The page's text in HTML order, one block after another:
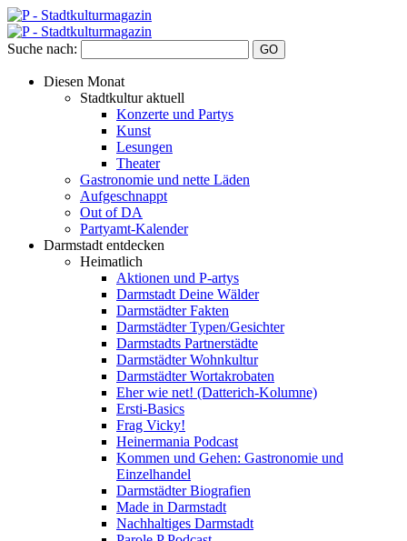
Suche nach:
Diesen Monat
Stadtkultur aktuell
Konzerte und Partys
Kunst
Lesungen
Theater
Gastronomie und nette Läden
Aufgeschnappt
Out of DA
Partyamt-Kalender
Darmstadt entdecken
Heimatlich
Aktionen und P-artys
Darmstadt Deine Wälder
Darmstädter Fakten
Darmstädter Typen/Gesichter
Darmstadts Partnerstädte
Darmstädter Wohnkultur
Darmstädter Wortakrobaten
Eher wie net! (Datterich-Kolumne)
Ersti-Basics
Frag Vicky!
Heinermania Podcast
Kommen und Gehen: Gastronomie und
Einzelhandel
Darmstädter Biografien
Made in Darmstadt
Nachhaltiges Darmstadt